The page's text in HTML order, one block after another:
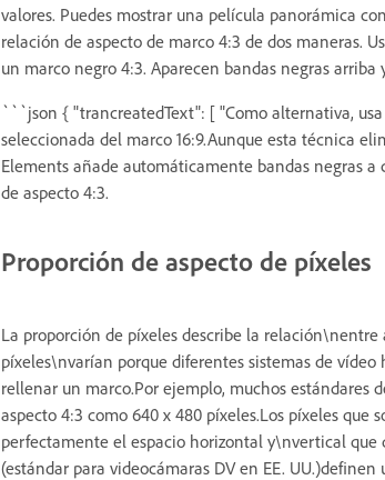
valores. Puedes mostrar una película panorámica
relación de aspecto de marco 4:3 de dos maneras.
un marco negro 4:3. Aparecen bandas negras
```json { "trancreatedText": [ "Como alternativa,
seleccionada del marco 16:9.Aunque esta técnica
Elements añade automáticamente bandas negras
de aspecto 4:3.
Proporción de aspecto de píxeles
La proporción de píxeles describe la
píxeles\nvarían porque diferentes sistemas de
rellenar un marco.Por ejemplo, muchos
aspecto 4:3 como 640 x 480 píxeles.Los píxeles que
perfectamente el espacio horizontal y\nvertical que
(estándar para videocámaras DV en EE.